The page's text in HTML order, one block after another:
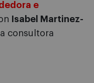
e
Isabel Martinez-
consultora